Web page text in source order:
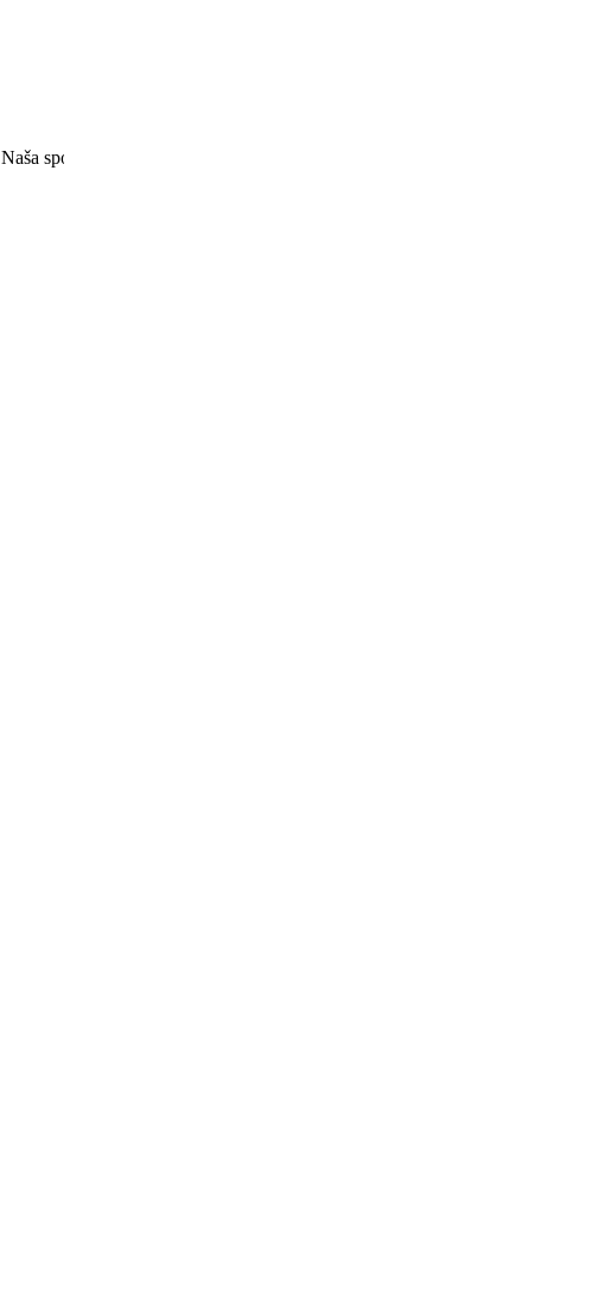
Naša spoločnosť oslavuje 36. narodeniny - na trhu od roku 1990